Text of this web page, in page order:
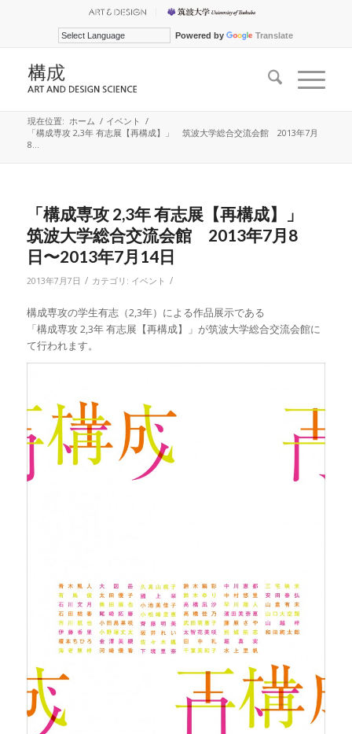
Powered by Translate
現在位置: ホーム / イベント /
「構成専攻 2,3年 有志展【再構成】」 筑波大学総合交流会館 2013年7月
8...
「構成専攻 2,3年 有志展【再構成】」
筑波大学総合交流会館 2013年7月8
日〜2013年7月14日
2013年7月7日 / カテゴリ: イベント /
構成専攻の学生有志（2,3年）による作品展示である
「構成専攻 2,3年 有志展【再構成】」が筑波大学総合交流会館に
て行われます。